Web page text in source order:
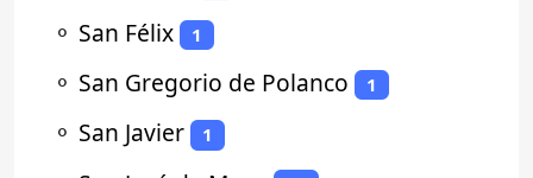
⚬ San Félix 1
⚬ San Gregorio de Polanco 1
⚬ San Javier 1